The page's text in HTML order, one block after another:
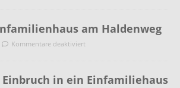
am Haldenweg
Kommentare deaktiviert
in ein Einfamiliehaus